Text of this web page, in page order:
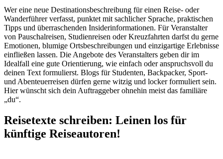
Wer eine neue Destinationsbeschreibung für einen Reise- oder
Wanderführer verfasst, punktet mit sachlicher Sprache, praktischen
Tipps und überraschenden Insiderinformationen. Für Veranstalter
von Pauschalreisen, Studienreisen oder Kreuzfahrten darfst du gerne
Emotionen, blumige Ortsbeschreibungen und einzigartige Erlebnisse
einfließen lassen. Die Angebote des Veranstalters geben dir im
Idealfall eine gute Orientierung, wie einfach oder anspruchsvoll du
deinen Text formulierst. Blogs für Studenten, Backpacker, Sport-
und Abenteuerreisen dürfen gerne witzig und locker formuliert sein.
Hier wünscht sich dein Auftraggeber ohnehin meist das familiäre
„du“.
Reisetexte schreiben: Leinen los für
künftige Reiseautoren!